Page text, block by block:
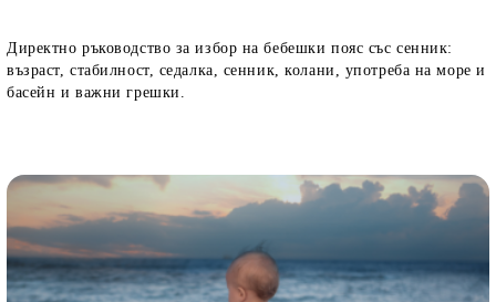
Директно ръководство за избор на бебешки пояс със сенник:
възраст, стабилност, седалка, сенник, колани, употреба на море и
басейн и важни грешки.